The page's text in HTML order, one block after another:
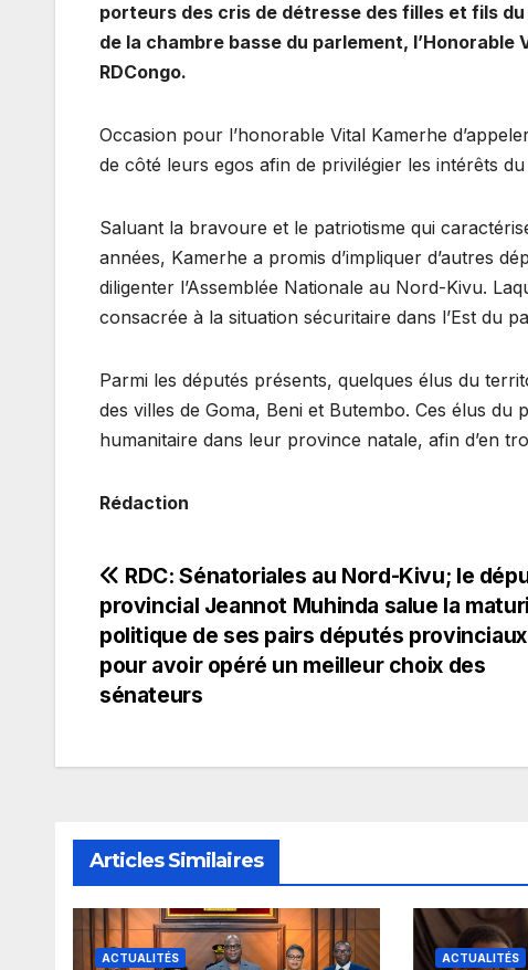
porteurs des cris de détresse des filles et fils
de la chambre basse du parlement,
RDCongo.
Occasion pour l’honorable Vital Kamerhe
de côté leurs egos afin de privilégier les intérêts
Saluant la bravoure et le patriotisme qui
années, Kamerhe a promis d’impliquer d’autres
diligenter l’Assemblée Nationale au Nord-Kivu.
consacrée à la situation sécuritaire dans l’Est du
Parmi les députés présents, quelques élus du
des villes de Goma, Beni et Butembo. Ces élus
humanitaire dans leur province natale, afin d’en
Rédaction
Navigation
de
l’article
RDC: Sénatoriales au Nord-Kivu; le
provincial Jeannot Muhinda salue la
politique de ses pairs députés provinciaux
pour avoir opéré un meilleur choix des
sénateurs
Articles Similaires
ACTUALITÉS ACTUALITÉS